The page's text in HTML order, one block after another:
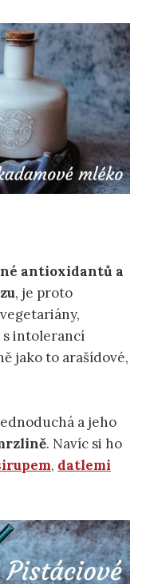
antioxidantů a
, je proto
s intolerancí
jako to arašídové,
a jeho
. Navíc si ho
, datlemi